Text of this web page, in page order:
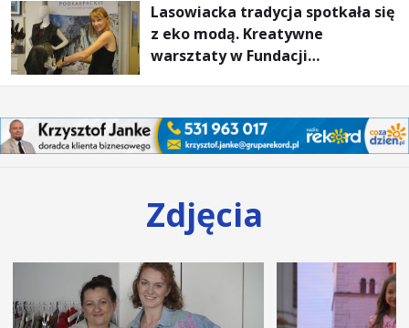
Lasowiacka tradycja spotkała się
z eko modą. Kreatywne
warsztaty w Fundacji
Zdjęcia